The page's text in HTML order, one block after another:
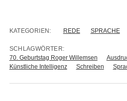
KATEGORIEN: REDE SPRACHE
SCHLAGWÖRTER:
70. Geburtstag Roger Willemsen
Künstliche Intelligenz
Schreiben